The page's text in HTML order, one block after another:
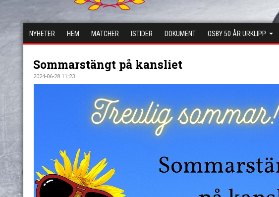
NYHETER HEM MATCHER ISTIDER DOKUMENT OSBY 50 ÅR URKLIPP
Sommarstängt på kansliet
2024-06-28 11:23